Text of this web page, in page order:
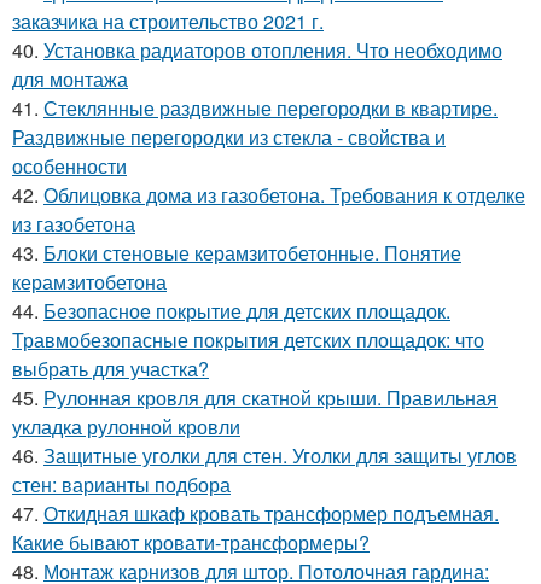
заказчика на строительство 2021 г.
40. Установка радиаторов отопления. Что необходимо
для монтажа
41. Стеклянные раздвижные перегородки в квартире.
Раздвижные перегородки из стекла - свойства и
особенности
42. Облицовка дома из газобетона. Требования к отделке
из газобетона
43. Блоки стеновые керамзитобетонные. Понятие
керамзитобетона
44. Безопасное покрытие для детских площадок.
Травмобезопасные покрытия детских площадок: что
выбрать для участка?
45. Рулонная кровля для скатной крыши. Правильная
укладка рулонной кровли
46. Защитные уголки для стен. Уголки для защиты углов
стен: варианты подбора
47. Откидная шкаф кровать трансформер подъемная.
Какие бывают кровати-трансформеры?
48. Монтаж карнизов для штор. Потолочная гардина: